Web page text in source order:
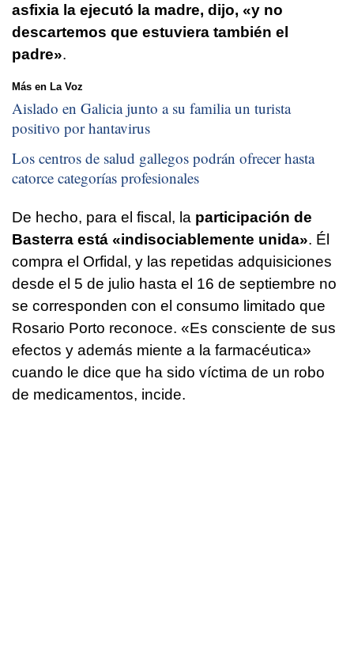
asfixia la ejecutó la madre, dijo, «y no
descartemos que estuviera también el
padre».
Más en La Voz
Aislado en Galicia junto a su familia un turista
positivo por hantavirus
Los centros de salud gallegos podrán ofrecer hasta
catorce categorías profesionales
De hecho, para el fiscal, la participación de
Basterra está «indisociablemente unida». Él
compra el Orfidal, y las repetidas adquisiciones
desde el 5 de julio hasta el 16 de septiembre no
se corresponden con el consumo limitado que
Rosario Porto reconoce. «Es consciente de sus
efectos y además miente a la farmacéutica»
cuando le dice que ha sido víctima de un robo
de medicamentos, incide.